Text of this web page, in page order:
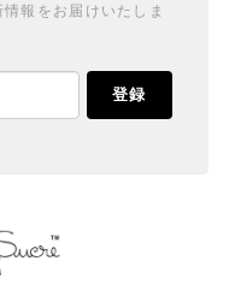
報をお届けいたしま
登録